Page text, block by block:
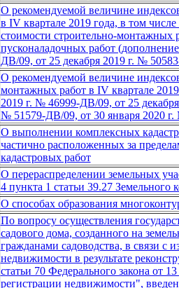
О рекомендуемой величине
в IV квартале 2019 года, в том
стоимости строительно-монтажных
пусконаладочных работ
ДВ/09, от 25 декабря 2019 г. №
О рекомендуемой величине
монтажных работ в IV квартале
2019 г. № 46999-ДВ/09, от 25
№ 51579-ДВ/09, от 30 января 2020
О выполнении комплексных
частично расположенных за
кадастровых работ
О перераспределении земельных
4 пункта 1 статьи 39.27 Земельного
О способах образования
По вопросу осуществления
садового дома, созданного на
гражданами садоводства, в связи с
недвижимости в результате
статьи 70 Федерального закона от
регистрации недвижимости",